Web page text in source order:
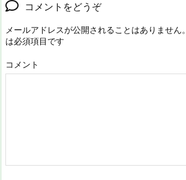
コメントをどうぞ
メールアドレスが公開されることはありません。
は必須項目です
コメント